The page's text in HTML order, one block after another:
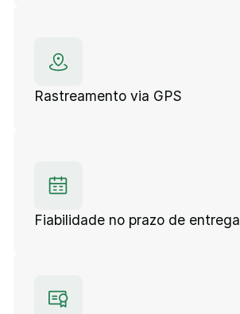
Rastreamento via GPS
Fiabilidade no prazo de entrega